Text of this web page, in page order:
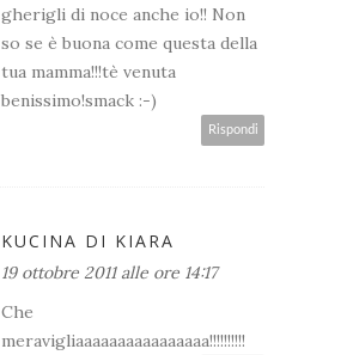
gherigli di noce anche io!! Non
so se è buona come questa della
tua mamma!!!tè venuta
benissimo!smack :-)
Rispondi
KUCINA DI KIARA
19 ottobre 2011 alle ore 14:17
Che
meravigliaaaaaaaaaaaaaaaa!!!!!!!!!!